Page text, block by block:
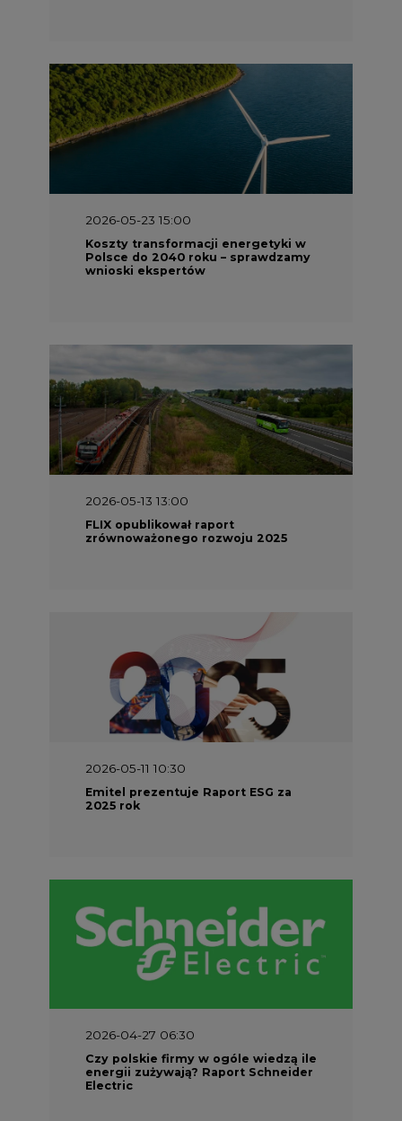
2026-05-23 15:00
Koszty transformacji energetyki w
Polsce do 2040 roku – sprawdzamy
wnioski ekspertów
2026-05-13 13:00
FLIX opublikował raport
zrównoważonego rozwoju 2025
2026-05-11 10:30
Emitel prezentuje Raport ESG za
2025 rok
2026-04-27 06:30
Czy polskie firmy w ogóle wiedzą ile
energii zużywają? Raport Schneider
Electric